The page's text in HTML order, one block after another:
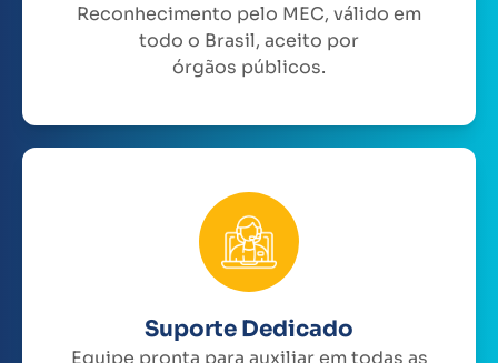
Reconhecimento pelo MEC, válido em
todo o Brasil, aceito por
órgãos públicos.
Suporte Dedicado
Equipe pronta para auxiliar em todas as